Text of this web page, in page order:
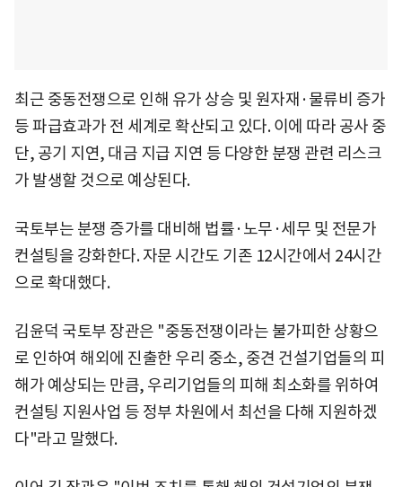
최근 중동전쟁으로 인해 유가 상승 및 원자재·물류비 증가
등 파급효과가 전 세계로 확산되고 있다. 이에 따라 공사 중
단, 공기 지연, 대금 지급 지연 등 다양한 분쟁 관련 리스크
가 발생할 것으로 예상된다.
국토부는 분쟁 증가를 대비해 법률·노무·세무 및 전문가
컨설팅을 강화한다. 자문 시간도 기존 12시간에서 24시간
으로 확대했다.
김윤덕 국토부 장관은 "중동전쟁이라는 불가피한 상황으
로 인하여 해외에 진출한 우리 중소, 중견 건설기업들의 피
해가 예상되는 만큼, 우리기업들의 피해 최소화를 위하여
컨설팅 지원사업 등 정부 차원에서 최선을 다해 지원하겠
다"라고 말했다.